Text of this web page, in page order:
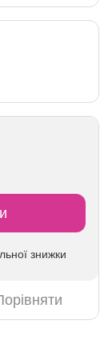
знижки